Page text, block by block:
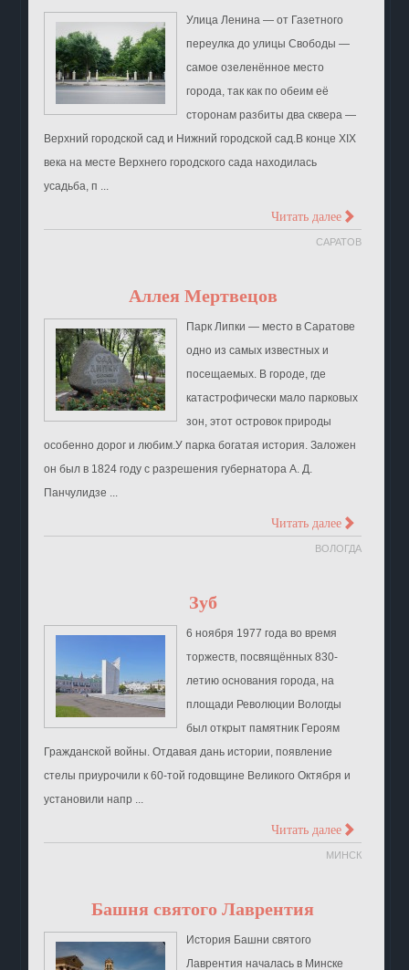
Улица Ленина ― от Газетного
переулка до улицы Свободы ―
самое озеленённое место
города, так как по обеим её
сторонам разбиты два сквера ―
Верхний городской сад и Нижний городской сад.В конце XIX
века на месте Верхнего городского сада находилась
усадьба, п ...
Читать далее >
САРАТОВ
Аллея Мертвецов
Парк Липки — место в Саратове
одно из самых известных и
посещаемых. В городе, где
катастрофически мало парковых
зон, этот островок природы
особенно дорог и любим.У парка богатая история. Заложен
он был в 1824 году с разрешения губернатора А. Д.
Панчулидзе ...
Читать далее >
ВОЛОГДА
Зуб
6 ноября 1977 года во время
торжеств, посвящённых 830-
летию основания города, на
площади Революции Вологды
был открыт памятник Героям
Гражданской войны. Отдавая дань истории, появление
стелы приурочили к 60-той годовщине Великого Октября и
установили напр ...
Читать далее >
МИНСК
Башня святого Лаврентия
История Башни святого
Лаврентия началась в Минске